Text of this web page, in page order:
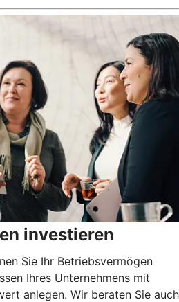
investieren
Sie Ihr Betriebsvermögen
Ihres Unternehmens mit
anlegen. Wir beraten Sie auch